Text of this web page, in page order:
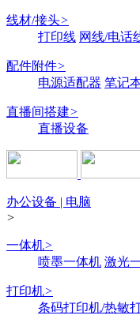
线材/接头>
打印线 网线/电话
配件附件>
电源适配器 笔记
直播间搭建>
直播设备
办公设备 | 电脑
>
一体机>
喷墨一体机 激光
打印机>
条码打印机/热敏